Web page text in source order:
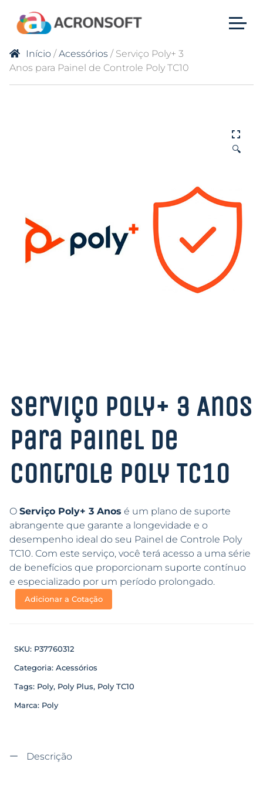
Início /Acessórios / Serviço Poly+ 3
Anos para Painel de Controle Poly TC10
🔍
Serviço Poly+ 3 Anos
para Painel de
Controle Poly TC10
O Serviço Poly+ 3 Anos é um plano de suporte
abrangente que garante a longevidade e o
desempenho ideal do seu Painel de Controle Poly
TC10. Com este serviço, você terá acesso a uma série
de benefícios que proporcionam suporte contínuo
e especializado por um período prolongado.
Adicionar a Cotação
SKU: P37760312
Categoria: Acessórios
Tags: Poly, Poly Plus, Poly TC10
Marca: Poly
Descrição